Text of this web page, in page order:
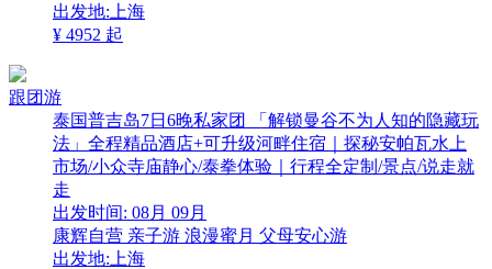
出发地:上海
¥ 4952 起
跟团游
泰国普吉岛7日6晚私家团 「解锁曼谷不为人知的隐藏玩
法」全程精品酒店+可升级河畔住宿｜探秘安帕瓦水上
市场/小众寺庙静心/泰拳体验｜行程全定制/景点/说走就
走
出发时间: 08月 09月
康辉自营 亲子游 浪漫蜜月 父母安心游
出发地:上海